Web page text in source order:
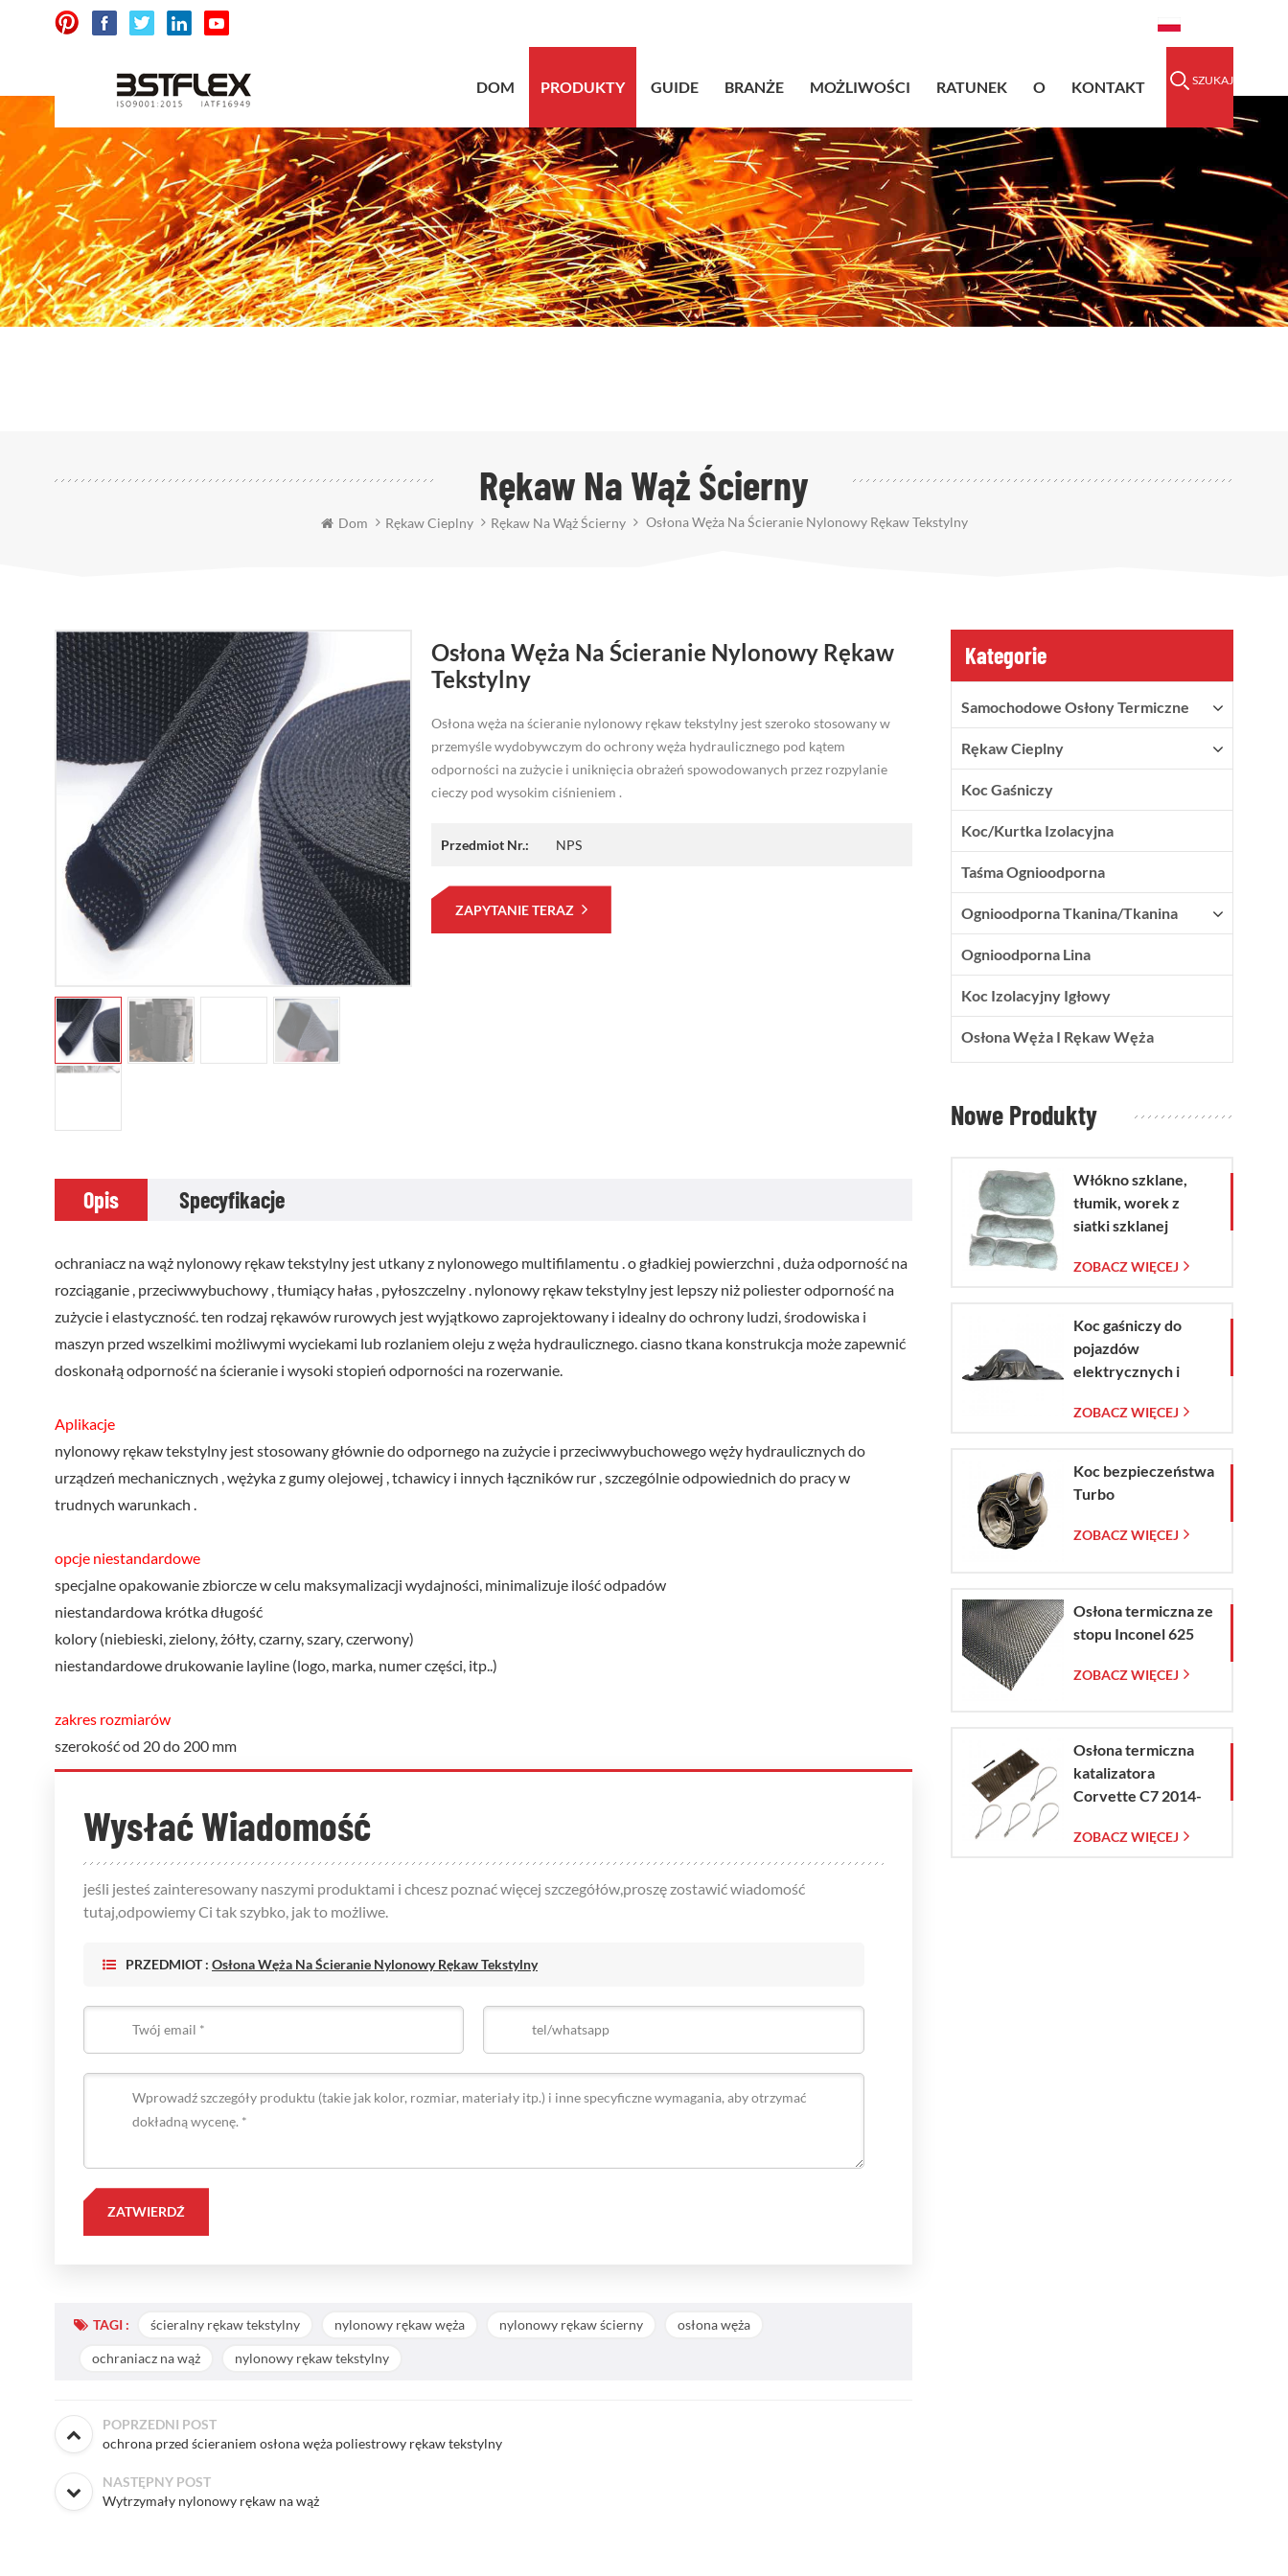
SZUKAJ
DOM PRODUKTY GUIDE BRANŻE MOŻLIWOŚCI RATUNEK O KONTAKT
Rękaw Na Wąż Ścierny
Dom Rękaw Cieplny Rękaw Na Wąż Ścierny Osłona Węża Na Ścieranie Nylonowy Rękaw Tekstylny
Osłona Węża Na Ścieranie Nylonowy Rękaw
Tekstylny
Osłona węża na ścieranie nylonowy rękaw tekstylny jest szeroko stosowany w
przemyśle wydobywczym do ochrony węża hydraulicznego pod kątem
odporności na zużycie i uniknięcia obrażeń spowodowanych przez rozpylanie
cieczy pod wysokim ciśnieniem .
Przedmiot Nr.: NPS
ZAPYTANIE TERAZ
Opis Specyfikacje
ochraniacz na wąż nylonowy rękaw tekstylny jest utkany z nylonowego multifilamentu . o gładkiej powierzchni , duża odporność na
rozciąganie , przeciwwybuchowy , tłumiący hałas , pyłoszczelny . nylonowy rękaw tekstylny jest lepszy niż poliester odporność na
zużycie i elastyczność. ten rodzaj rękawów rurowych jest wyjątkowo zaprojektowany i idealny do ochrony ludzi, środowiska i
maszyn przed wszelkimi możliwymi wyciekami lub rozlaniem oleju z węża hydraulicznego. ciasno tkana konstrukcja może zapewnić
doskonałą odporność na ścieranie i wysoki stopień odporności na rozerwanie.
Aplikacje
nylonowy rękaw tekstylny jest stosowany głównie do odpornego na zużycie i przeciwwybuchowego węży hydraulicznych do
urządzeń mechanicznych , wężyka z gumy olejowej , tchawicy i innych łączników rur , szczególnie odpowiednich do pracy w
trudnych warunkach .
opcje niestandardowe
specjalne opakowanie zbiorcze w celu maksymalizacji wydajności, minimalizuje ilość odpadów
niestandardowa krótka długość
kolory (niebieski, zielony, żółty, czarny, szary, czerwony)
niestandardowe drukowanie layline (logo, marka, numer części, itp..)
zakres rozmiarów
szerokość od 20 do 200 mm
Wysłać Wiadomość
jeśli jesteś zainteresowany naszymi produktami i chcesz poznać więcej szczegółów,proszę zostawić wiadomość
tutaj,odpowiemy Ci tak szybko, jak to możliwe.
PRZEDMIOT : Osłona Węża Na Ścieranie Nylonowy Rękaw Tekstylny
TAGI : ścieralny rękaw tekstylny nylonowy rękaw węża nylonowy rękaw ścierny osłona węża
ochraniacz na wąż nylonowy rękaw tekstylny
POPRZEDNI POST
ochrona przed ścieraniem osłona węża poliestrowy rękaw tekstylny
NASTĘPNY POST
Wytrzymały nylonowy rękaw na wąż
Kategorie
Samochodowe Osłony Termiczne
Rękaw Cieplny
Koc Gaśniczy
Koc/kurtka Izolacyjna
Taśma Ognioodporna
Ognioodporna Tkanina/tkanina
Ognioodporna Lina
Koc Izolacyjny Igłowy
Osłona Węża I Rękaw Węża
Nowe Produkty
Włókno szklane,
tłumik, worek z
siatki szklanej
ZOBACZ WIĘCEJ
Koc gaśniczy do
pojazdów
elektrycznych i
sytuacjach
ZOBACZ WIĘCEJ
Koc bezpieczeństwa
Turbo
ZOBACZ WIĘCEJ
Osłona termiczna ze
stopu Inconel 625
ZOBACZ WIĘCEJ
Osłona termiczna
katalizatora
Corvette C7 2014-
ZOBACZ WIĘCEJ